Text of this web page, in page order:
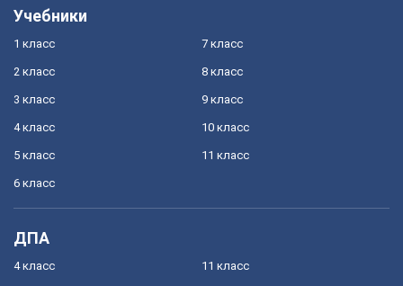
Учебники
1 класс
2 класс
3 класс
4 класс
5 класс
6 класс
7 класс
8 класс
9 класс
10 класс
11 класс
ДПА
4 класс 11 класс